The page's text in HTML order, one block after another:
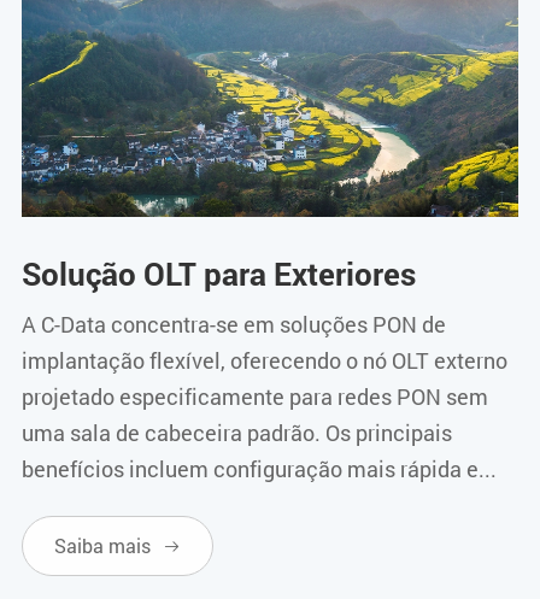
Solução OLT para Exteriores
A C-Data concentra-se em soluções PON de
implantação flexível, oferecendo o nó OLT externo
projetado especificamente para redes PON sem
uma sala de cabeceira padrão. Os principais
benefícios incluem configuração mais rápida e...
Saiba mais 